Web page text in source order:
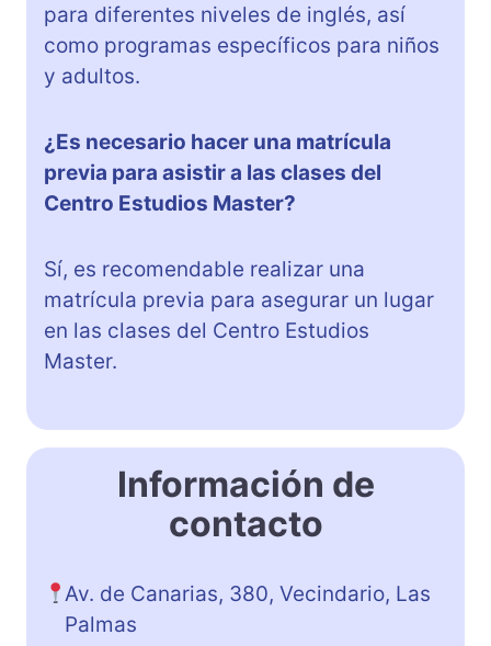
para diferentes niveles de inglés, así
como programas específicos para niños
y adultos.
¿Es necesario hacer una matrícula
previa para asistir a las clases del
Centro Estudios Master?
Sí, es recomendable realizar una
matrícula previa para asegurar un lugar
en las clases del Centro Estudios
Master.
Información de
contacto
Av. de Canarias, 380, Vecindario, Las
Palmas